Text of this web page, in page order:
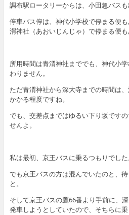
調布駅ロータリーからは、小田急バスも
停車バス停は、神代小学校で停まる便
渭神社（あおいじんじゃ）で停まる便も
所用時間は青渭神社まででも、神代小
わりません。
ただ青渭神社から深大寺までの時間は
かかる程度ですね。
でも、交差点まではゆるい下り坂です
せんよ。
私は最初、京王バスに乗るつもりでした
でも京王バスの方は混んでいたのと、
と。
そして京王バスの鷹66番より手前に、
発車しようとしていたので、そちらに乗